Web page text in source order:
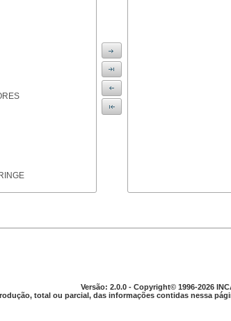
Versão: 2.0.0 - Copyright© 1996-2026
total ou parcial, das informações contidas nessa